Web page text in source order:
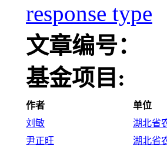
response type
文章编号：
基金项目:
作者
单位
刘敏
湖北省
尹正旺
湖北省